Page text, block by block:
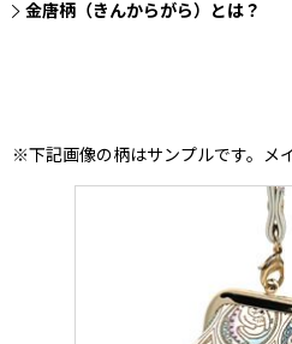
金唐柄（きんからがら）とは？
※下記画像の柄はサンプルです。メ